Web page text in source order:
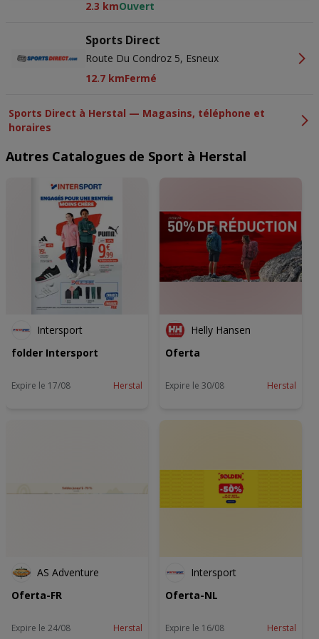
2.3 kmOuvert
Sports Direct
Route Du Condroz 5, Esneux
12.7 kmFermé
Sports Direct à Herstal — Magasins, téléphone et
horaires
Autres Catalogues de Sport à Herstal
Intersport
folder Intersport
Expire le 17/08 Herstal
Helly Hansen
Oferta
Expire le 30/08 Herstal
AS Adventure
Oferta-FR
Expire le 24/08 Herstal
Intersport
Oferta-NL
Expire le 16/08 Herstal
ons privacybeleid voor meer informatie.
volgende doeleinden:
Precieze geolocatiegegevens gebruiken. De apparaatkenmerken
actief scannen ter identificatie. Informatie op een apparaat opslaan
en/of openen. Gepersonaliseerde advertenties en content,
Partnerlijst (derden)